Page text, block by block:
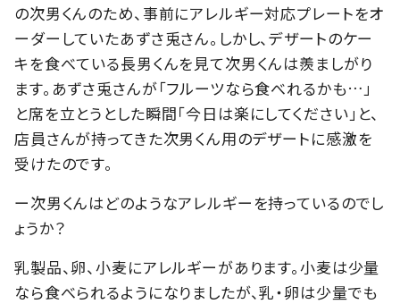
の次男くんのため、事前にアレルギー対応プレートをオ
ーダーしていたあずさ兎さん。しかし、デザートのケー
キを食べている長男くんを見て次男くんは羨ましがり
ます。あずさ兎さんが「フルーツなら食べれるかも…」
と席を立とうとした瞬間「今日は楽にしてください」と、
店員さんが持ってきた次男くん用のデザートに感激を
受けたのです。
ー次男くんはどのようなアレルギーを持っているのでし
ょうか？
乳製品、卵、小麦にアレルギーがあります。小麦は少量
なら食べられるようになりましたが、乳・卵は少量でも